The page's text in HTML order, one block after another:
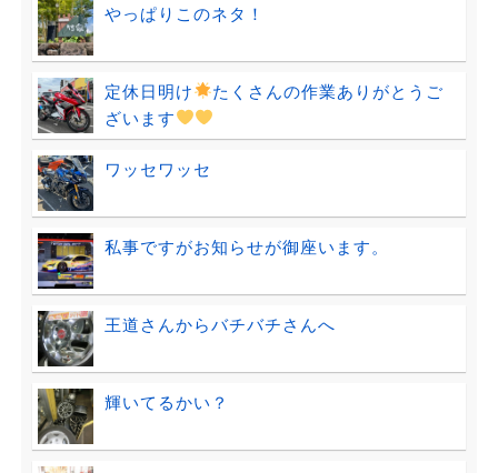
やっぱりこのネタ！
定休日明け
たくさんの作業ありがとうご
ざいます
ワッセワッセ
私事ですがお知らせが御座います。
王道さんからバチバチさんへ
輝いてるかい？